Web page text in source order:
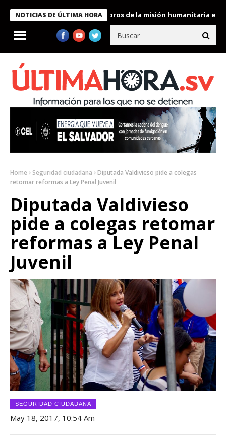
NOTICIAS DE ÚLTIMA HORA
Bukele condecora a miembros de la misión humanitaria enviada
Home Seguridad ciudadana
Diputada Valdivieso pide a colegas
retomar reformas a Ley Penal Juvenil
Diputada Valdivieso
pide a colegas retomar
reformas a Ley Penal
Juvenil
SEGURIDAD CIUDADANA
May 18, 2017, 10:54 Am